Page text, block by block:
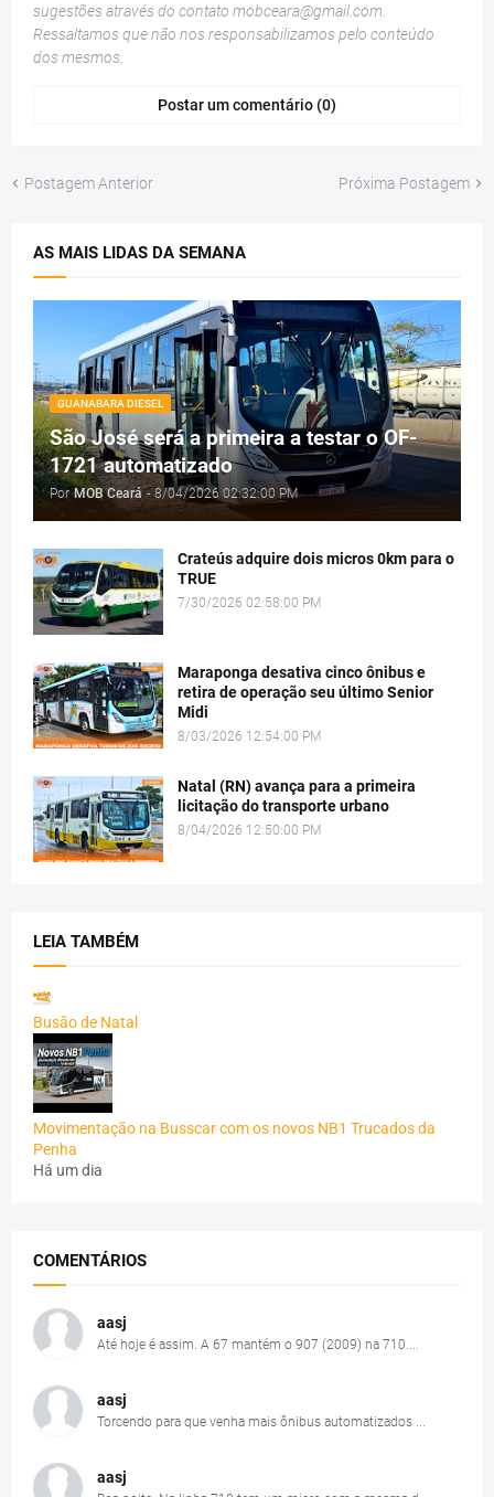
sugestões através do contato mobceara@gmail.com
Ressaltamos que não nos responsabilizamos pelo conteúdo
dos mesmos.
Postar um comentário (0)
Postagem Anterior Próxima Postagem
AS MAIS LIDAS DA SEMANA
GUANABARA DIESEL
São José será a primeira a testar o OF-
1721 automatizado
Por MOB Ceará - 8/04/2026 02:32:00 PM
Crateús adquire dois micros 0km para o
TRUE
7/30/2026 02:58:00 PM
Maraponga desativa cinco ônibus e
retira de operação seu último Senior
Midi
8/03/2026 12:54:00 PM
Natal (RN) avança para a primeira
licitação do transporte urbano
8/04/2026 12:50:00 PM
LEIA TAMBÉM
Busão de Natal
Movimentação na Busscar com os novos NB1 Trucados da
Penha
Há um dia
COMENTÁRIOS
aasj
Até hoje é assim. A 67 mantém o 907 (2009) na 710....
aasj
Torcendo para que venha mais ônibus automatizados ...
aasj